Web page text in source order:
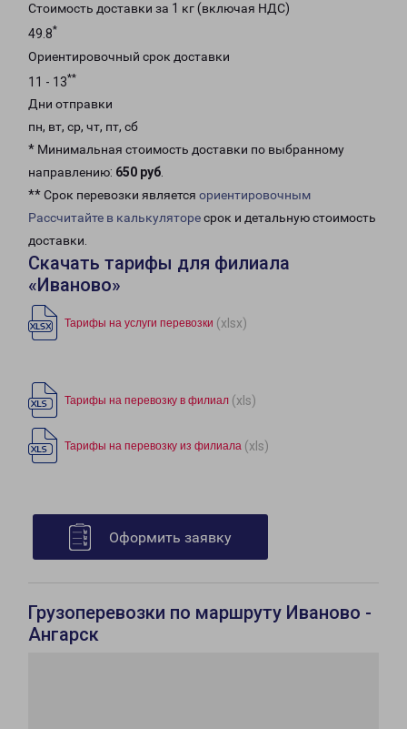
Стоимость доставки за 1 кг (включая НДС)
49.8*
Ориентировочный срок доставки
11 - 13**
Дни отправки
пн, вт, ср, чт, пт, сб
* Минимальная стоимость доставки по выбранному
направлению: 650 руб.
** Срок перевозки является ориентировочным
Рассчитайте в калькуляторесрок и детальную стоимость
доставки.
Скачать тарифы для филиала
«Иваново»
Тарифы на услуги перевозки (xlsx)
Тарифы на перевозку в филиал (xls)
Тарифы на перевозку из филиала (xls)
Оформить заявку
Грузоперевозки по маршруту Иваново -
Ангарск